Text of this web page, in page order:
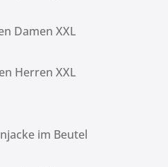
Damen XXL
Herren XXL
im Beutel